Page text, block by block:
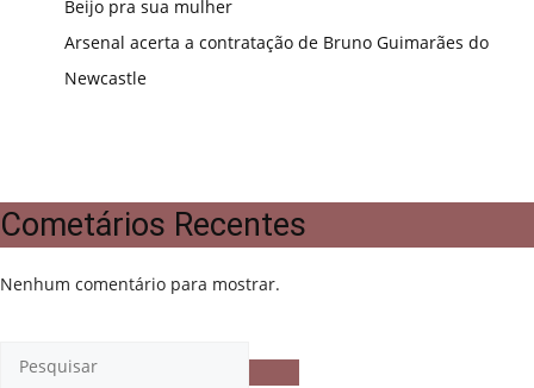
Beijo pra sua mulher
Arsenal acerta a contratação de Bruno Guimarães do
Newcastle
Cometários Recentes
Nenhum comentário para mostrar.